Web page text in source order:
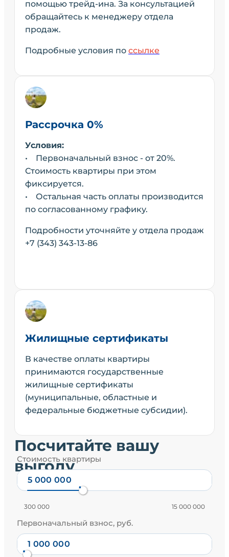
помощью трейд-ина. За консультацией
обращайтесь к менеджеру отдела
продаж.
Подробные условия по ссылке
Рассрочка 0%
Условия:
• Первоначальный взнос - от 20%.
Стоимость квартиры при этом
фиксируется.
• Остальная часть оплаты производится
по согласованному графику.
Подробности уточняйте у отдела продаж
+7 (343) 343-13-86
Жилищные сертификаты
В качестве оплаты квартиры
принимаются государственные
жилищные сертификаты
(муниципальные, областные и
федеральные бюджетные субсидии).
Посчитайте вашу
выгоду
Стоимость квартиры
300 000 15 000 000
Первоначальный взнос, руб.